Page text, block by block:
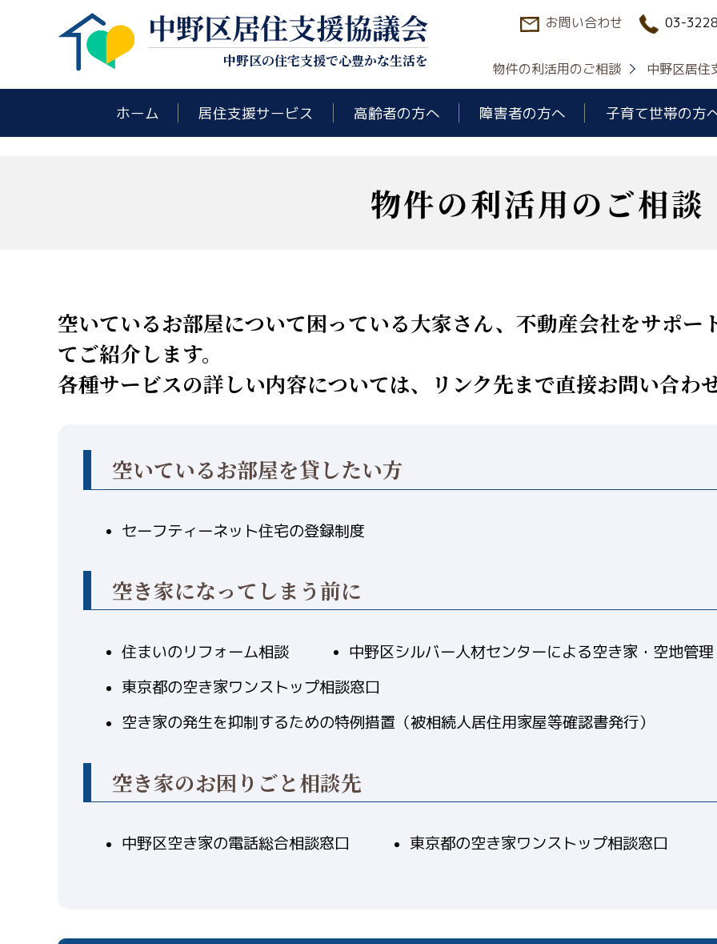
中野区居住支援協議会
中野区の住宅支援で心豊かな生活を
お問い合わせ 03-
物件の利活用のご相談 中野区居住
ホーム 居住支援サービス 高齢者の方へ 障害者の方へ 子育て世帯の方
物件の利活用のご相談
空いているお部屋について困っている大家さん、不動産会社をサポー
てご紹介します。
各種サービスの詳しい内容については、リンク先まで直接お問い合わ
空いているお部屋を貸したい方
セーフティーネット住宅の登録制度
空き家になってしまう前に
住まいのリフォーム相談
中野区シルバー人材センターによる空き家・空地管理
東京都の空き家ワンストップ相談窓口
空き家の発生を抑制するための特例措置（被相続人居住用家屋等確認書発行）
空き家のお困りごと相談先
中野区空き家の電話総合相談窓口 東京都の空き家ワンストップ相談窓口